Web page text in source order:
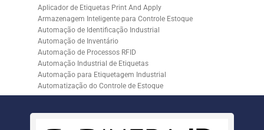
Aplicador de Etiquetas Print And Apply
Armazenagem Inteligente para Controle Estoque
Automação de Identificação Industrial
Automação de Inventário
Automação de Processos RFID
Automação Industrial de Etiquetas
Automação para Etiquetagem Industrial
Automatização do Controle de Estoque
Controle de Estoque com RFID